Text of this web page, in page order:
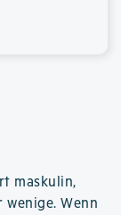
maskulin,
Wenn